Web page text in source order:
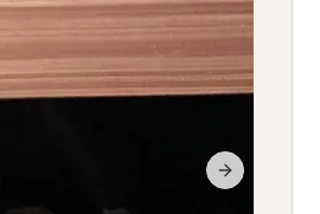
Next slide